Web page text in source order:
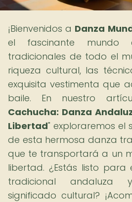
¡Bienvenidos a Danza
el fascinante mundo
tradicionales de todo el
riqueza cultural, las
exquisita vestimenta que
baile. En nuestro
Cachucha: Danza
Libertad" exploraremos el
de esta hermosa danza
que te transportará a un
libertad. ¿Estás listo
tradicional
significado cultural?